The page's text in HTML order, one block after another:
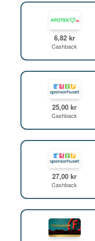
6,82 kr
Cashback
25,00 kr
Cashback
27,00 kr
Cashback